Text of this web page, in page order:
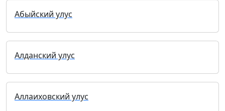
Абыйский улус
Алданский улус
Аллаиховский улус